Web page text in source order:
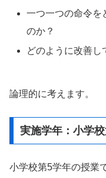
一つ一つの命令を
のか？
どのように改善し
論理的に考えます。
実施学年：小学
小学校第5学年の授業